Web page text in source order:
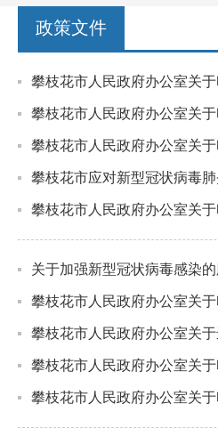
政策文件
攀枝花市人民政府办公室关
攀枝花市人民政府办公室关
攀枝花市人民政府办公室关
攀枝花市应对新型冠状病毒
攀枝花市人民政府办公室关
关于加强新型冠状病毒感染
攀枝花市人民政府办公室关
攀枝花市人民政府办公室关
攀枝花市人民政府办公室关
攀枝花市人民政府办公室关